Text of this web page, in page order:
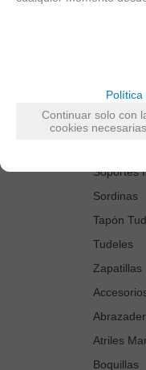
Estuches
Soportes
Sordinas
Tapón
Tudeles
Zapatillas
Atriles
Boquillas
Política
Continuar solo con
cookies necesarias